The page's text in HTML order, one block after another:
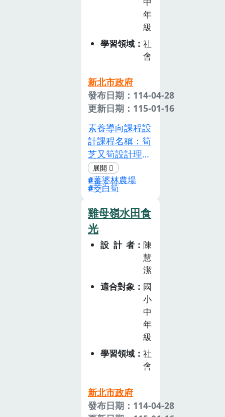
中、高中不同學
習階段的課程示
例，期望提供教
師教學的參考，
育- 成就每個孩
子的美好生活實
踐。
讓更多人透過親
身體驗，理解並
尊重原住民族與
土地共生的價
值。二、教案設
計理念本課程以
原住民野菜文化
為核心，藉由
「走讀農園、觀
察野菜、理解飲
食文化」等歷
程，引導學生從
真實場域中建立
對食物來源的理
解與尊重。課程
設計強調素養導
向，將「知識、
態度、技能」結
合，培養學生對
自然環境、在地
文化與生活飲食
的關懷。首先，
透過農場實際踏
查觀察野菜，學
生能辨識不同植
物的外觀、習性
與用途，並認識
野菜在原住民生
角色，培養從環
境學習的能力。
是台灣極具文化
價值的傳統捕魚
技法，正式名稱
為「焚寄抄網漁
法」，起源可追
溯至原住民族時
代，早年漁民以
竹筏或木製船隻
為工具，後來轉
為使用「電
土」，將含碳化
鈣的硫磺石與水
混合，產生乙炔
氣點燃，火光吸
引大量青鱗魚聚
集，故也稱為
「磺火捕魚」。
蹦火船在傍晚從
金山磺港出發，
「火長」領航，
抵達漁場後搜尋
魚群，一旦發現
火。「蹦！」一
面，青鱗魚驚嚇
躍出水面，船上
以三角網將魚撈
起。點火次數越
富多元，如：八
庄大道公、清水
祖師遶境等等都
在淡水地區綿傳
源自中國大陸福
建同安地區，同
安地區人民至臺
灣移墾時便把家
鄉神祇一併帶至
臺灣，並建廟祭
祀。而淡水三芝
地區大道公信仰
在清咸豐5年(公
李家捐獻出香
爐，各庄頭都會
爭迎香爐前往祭
拜，形成今日九
年輪祀八庄大道
公「無廟有像」
特殊的祭祀方
式。八庄大道公
輪祀方式歷史超
過二百年，從無
間斷，為淡水、
三芝地域民間信
仰之表徵，具備
社會和諧功能。
輪祀庄頭的學校
年
級
學習領域
社
會
新北市政府
發布日期：114-04-28
更新日期：115-01-16
素養導向課程設
計課程名稱：筍
芝又筍設計理念
結合在地農業與
文化特色，讓學
生透過學習茭白
筍的歷史、生態
和經濟價值，認
識農業在地方社
會中的重要性。
透過實作活動，
學生能體驗茭白
筍的種植過程，
並加強對生態保
護和可持續農業
蕃婆林農場
茭白筍
雞母嶺水田食
光
設計者
陳
慧
潔
適合對象
國
小
中
年
級
學習領域
社
會
新北市政府
發布日期：114-04-28